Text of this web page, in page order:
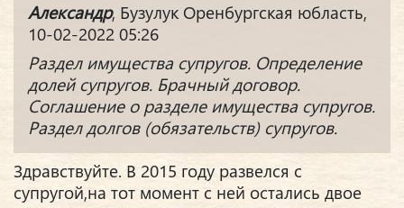
Александр, Бузулук Оренбургская юбласть,
10-02-2022 05:26
Раздел имущества супругов. Определение
долей супругов. Брачный договор.
Соглашение о разделе имущества супругов.
Раздел долгов (обязательств) супругов.
Здравствуйте. В 2015 году развелся с
супругой,на тот момент с ней остались двое